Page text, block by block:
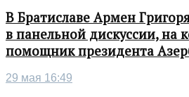
В Братиславе Армен
в панельной дискуссии, на
помощник президента
29 мая 16:49